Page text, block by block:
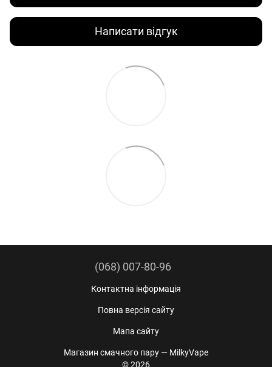
Написати відгук
(068) 007-80-96
Контактна інформація
Повна версія сайту
Мапа сайту
Магазин смачного пару — MilkyVape
© 2026